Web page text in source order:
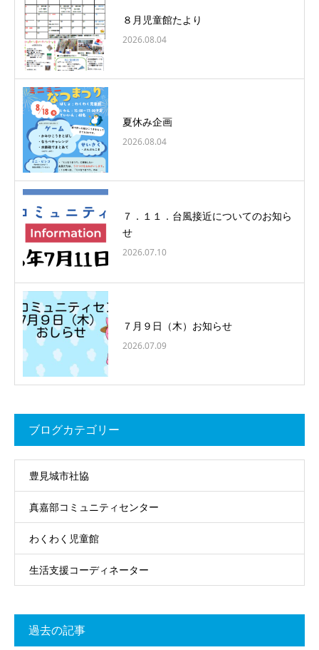
８月児童館たより
2026.08.04
夏休み企画
2026.08.04
７．１１．台風接近についてのお知ら
せ
2026.07.10
７月９日（木）お知らせ
2026.07.09
ブログカテゴリー
豊見城市社協
真嘉部コミュニティセンター
わくわく児童館
生活支援コーディネーター
過去の記事